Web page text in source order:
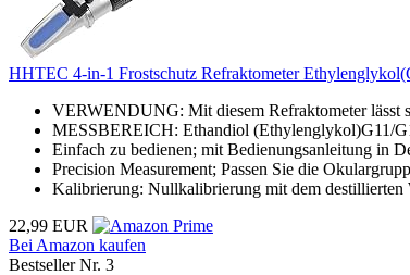
HHTEC 4-in-1 Frostschutz Refraktometer
VERWENDUNG: Mit diesem Refraktometer lässt
MESSBEREICH: Ethandiol (Ethylenglykol)G11/
Einfach zu bedienen; mit Bedienungsanleitung in
Precision Measurement; Passen Sie die
Kalibrierung: Nullkalibrierung mit dem destillierten
22,99 EUR
Bei Amazon kaufen
Bestseller Nr. 3